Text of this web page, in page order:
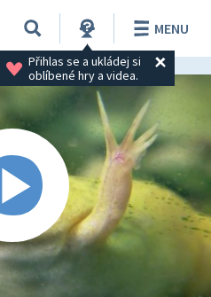
Přihlas se a ukládej si
oblíbené hry a videa.
MENU